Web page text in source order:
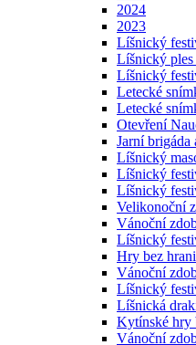
2024
2023
Líšnický
Líšnický ples
Líšnický
Letecké
Letecké
Otevření
Jarní
Líšnický
Líšnický
Líšnický
Velikonoční
Vánoční
Líšnický
Hry bez
Vánoční
Líšnický
Líšnická
Kytínské hry
Vánoční